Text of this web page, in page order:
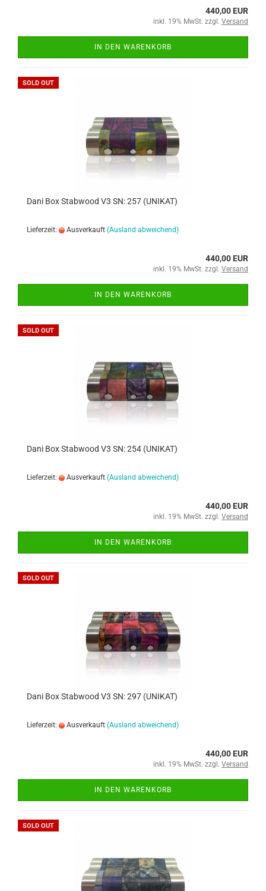
440,00 EUR
inkl. 19% MwSt. zzgl. Versand
IN DEN WARENKORB
SOLD OUT
Dani Box Stabwood V3 SN: 257 (UNIKAT)
Lieferzeit: Ausverkauft (Ausland abweichend)
440,00 EUR
inkl. 19% MwSt. zzgl. Versand
IN DEN WARENKORB
SOLD OUT
Dani Box Stabwood V3 SN: 254 (UNIKAT)
Lieferzeit: Ausverkauft (Ausland abweichend)
440,00 EUR
inkl. 19% MwSt. zzgl. Versand
IN DEN WARENKORB
SOLD OUT
Dani Box Stabwood V3 SN: 297 (UNIKAT)
Lieferzeit: Ausverkauft (Ausland abweichend)
440,00 EUR
inkl. 19% MwSt. zzgl. Versand
IN DEN WARENKORB
SOLD OUT